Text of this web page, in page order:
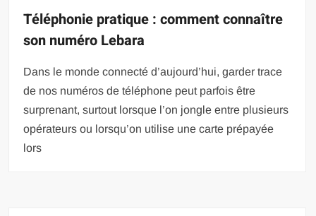
Téléphonie pratique : comment connaître
son numéro Lebara
Dans le monde connecté d’aujourd’hui, garder trace
de nos numéros de téléphone peut parfois être
surprenant, surtout lorsque l’on jongle entre plusieurs
opérateurs ou lorsqu’on utilise une carte prépayée
lors